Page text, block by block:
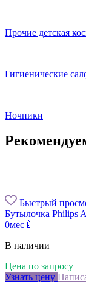
Прочие детская
Гигиенические
Ночники
Быстрый
Бутылочка Philips
0мес🍼
В наличии
Цена по запросу
Узнать цену